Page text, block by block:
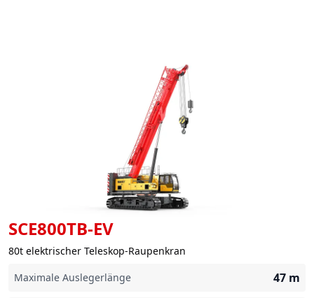
SCE800TB-EV
80t elektrischer Teleskop-Raupenkran
Maximale Auslegerlänge
47 m